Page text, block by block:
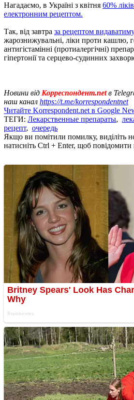
Нагадаємо, в Україні з квітня 60%
електронним рецептом.
Так, від завтра за рецептом
жарознижувальні, ліки проти кашлю,
антигістамінні (протиалергічні)
гіпертонії та серцево-судинних
Новини від Корреспондент.netв
наш канал https://t.me/korrespondentnet
Читайте Korrespondent.net в Google
ТЕГИ: Лекарственные препараты,
рецепт, очередь
Якщо ви помітили помилку, виділіть
натисніть Ctrl + Enter, щоб